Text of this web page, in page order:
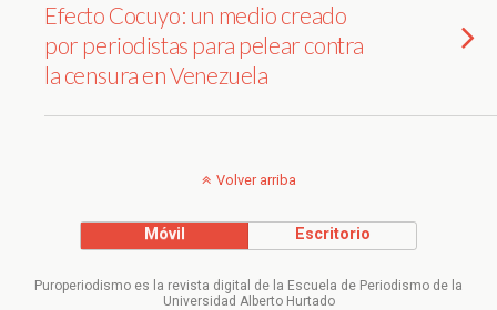
Efecto Cocuyo: un medio creado
por periodistas para pelear contra
la censura en Venezuela
Volver arriba
Móvil Escritorio
Puroperiodismo es la revista digital de la Escuela de Periodismo de la
Universidad Alberto Hurtado